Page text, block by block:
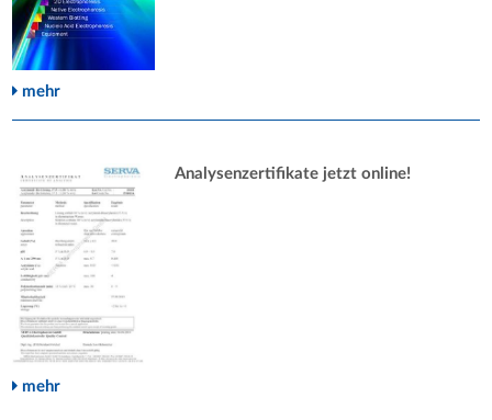
mehr
Analysenzertifikate jetzt online!
mehr